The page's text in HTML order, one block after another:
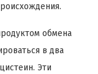
обмена
в два
Эти